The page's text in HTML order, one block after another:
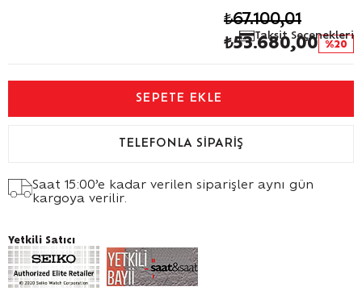
Taksit Seçenekleri
20
₺67.100,01
₺53.680,00
TELEFONLA SIPARIŞ
Saat 15:00’e kadar verilen siparişler aynı gün
kargoya verilir.
Yetkili Satıcı